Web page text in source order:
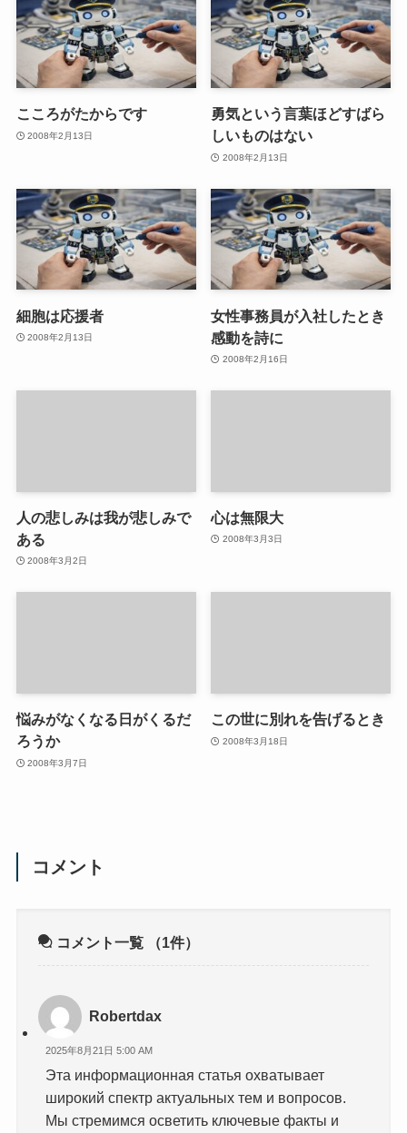
こころがたからです
2008年2月13日
勇気という言葉ほどすばら
しいものはない
2008年2月13日
細胞は応援者
2008年2月13日
女性事務員が入社したとき
感動を詩に
2008年2月16日
人の悲しみは我が悲しみで
ある
2008年3月2日
心は無限大
2008年3月3日
悩みがなくなる日がくるだ
ろうか
2008年3月7日
この世に別れを告げるとき
2008年3月18日
コメント
コメント一覧 （1件）
Robertdax
2025年8月21日 5:00 AM
Эта информационная статья охватывает
широкий спектр актуальных тем и вопросов.
Мы стремимся осветить ключевые факты и